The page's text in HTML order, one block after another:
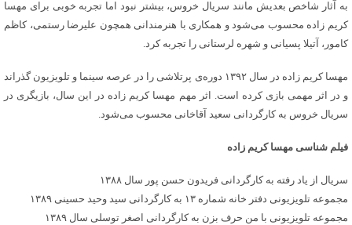
به آثار شاخص بعدیش مانند سریال خروس، بیشتر نبود اما تجربه خوبی برای مهسا
کریم زاده محسوب می‌شود و همکاری با هنرمندانی همچون علیرضا رستمی، کاظم
کامور، آتیلا پسیانی و شهره لرستانی را تجربه کرد.
مهسا کریم زاده در سال ۱۳۹۲ دوره‌ی پرتلاشی را در عرصه سینما و تلویزیون گذراند
و در اثر مهمی بازی کرده است. اثر مهم مهسا کریم زاده در این سال، بازیگری در
سریال خروس به کارگردانی سعید آقاخانی محسوب می‌شود.
فیلم شناسی مهسا کریم زاده
سریال از یاد رفته به کارگردانی فریدون حسن پور سال ۱۳۸۸
مجموعه تلویزیونی دفتر خانه شماره ۱۳ به کارگردانی سید وحید حسینی ۱۳۸۹
مجموعه تلویزیونی با من حرف بزن به کارگردانی اصغر توسلی سال ۱۳۸۹